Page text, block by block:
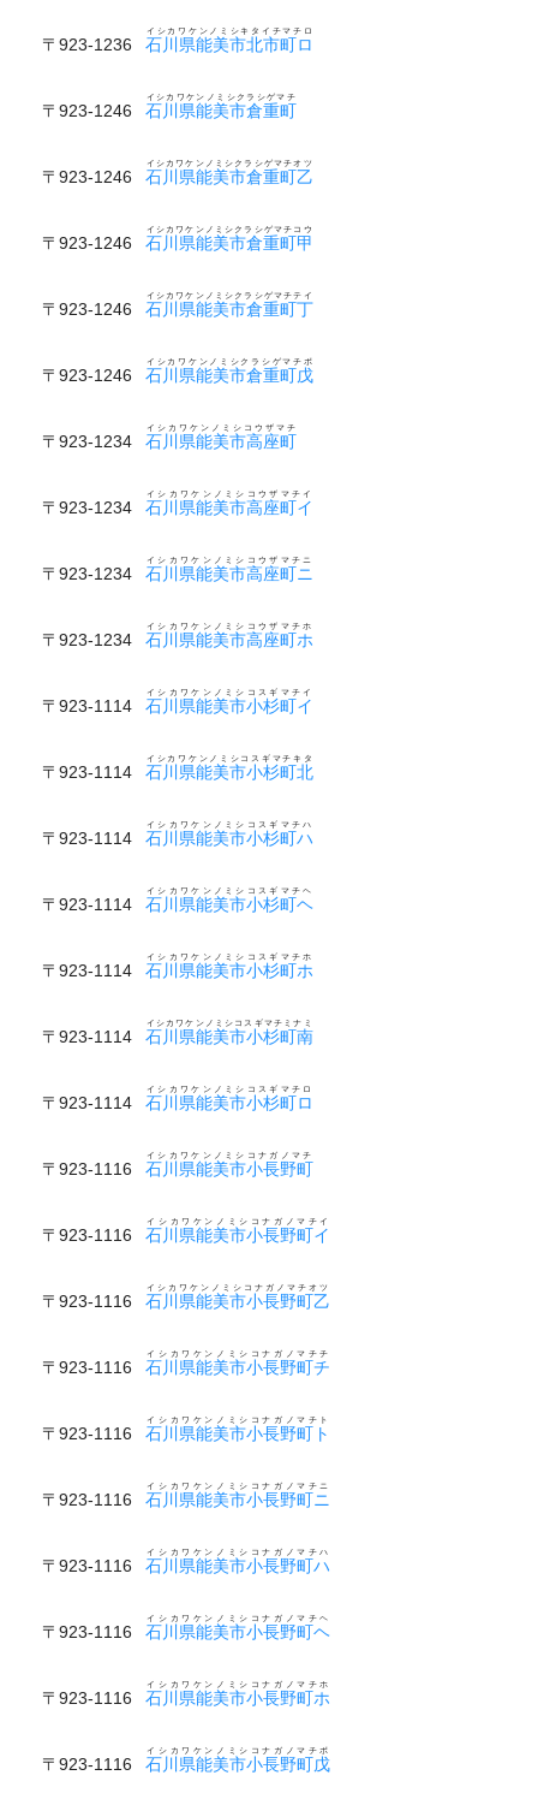
〒923-1236 石川県能美市北市町ロ
イシカワケンノミシキタイチマチロ
〒923-1246 石川県能美市倉重町
イシカワケンノミシクラシゲマチ
〒923-1246 石川県能美市倉重町乙
イシカワケンノミシクラシゲマチオツ
〒923-1246 石川県能美市倉重町甲
イシカワケンノミシクラシゲマチコウ
〒923-1246 石川県能美市倉重町丁
イシカワケンノミシクラシゲマチテイ
〒923-1246 石川県能美市倉重町戊
イシカワケンノミシクラシゲマチボ
〒923-1234 石川県能美市高座町
イシカワケンノミシコウザマチ
〒923-1234 石川県能美市高座町イ
イシカワケンノミシコウザマチイ
〒923-1234 石川県能美市高座町ニ
イシカワケンノミシコウザマチニ
〒923-1234 石川県能美市高座町ホ
イシカワケンノミシコウザマチホ
〒923-1114 石川県能美市小杉町イ
イシカワケンノミシコスギマチイ
〒923-1114 石川県能美市小杉町北
イシカワケンノミシコスギマチキタ
〒923-1114 石川県能美市小杉町ハ
イシカワケンノミシコスギマチハ
〒923-1114 石川県能美市小杉町ヘ
イシカワケンノミシコスギマチヘ
〒923-1114 石川県能美市小杉町ホ
イシカワケンノミシコスギマチホ
〒923-1114 石川県能美市小杉町南
イシカワケンノミシコスギマチミナミ
〒923-1114 石川県能美市小杉町ロ
イシカワケンノミシコスギマチロ
〒923-1116 石川県能美市小長野町
イシカワケンノミシコナガノマチ
〒923-1116 石川県能美市小長野町イ
イシカワケンノミシコナガノマチイ
〒923-1116 石川県能美市小長野町乙
イシカワケンノミシコナガノマチオツ
〒923-1116 石川県能美市小長野町チ
イシカワケンノミシコナガノマチチ
〒923-1116 石川県能美市小長野町ト
イシカワケンノミシコナガノマチト
〒923-1116 石川県能美市小長野町ニ
イシカワケンノミシコナガノマチニ
〒923-1116 石川県能美市小長野町ハ
イシカワケンノミシコナガノマチハ
〒923-1116 石川県能美市小長野町ヘ
イシカワケンノミシコナガノマチヘ
〒923-1116 石川県能美市小長野町ホ
イシカワケンノミシコナガノマチホ
〒923-1116 石川県能美市小長野町戊
イシカワケンノミシコナガノマチボ